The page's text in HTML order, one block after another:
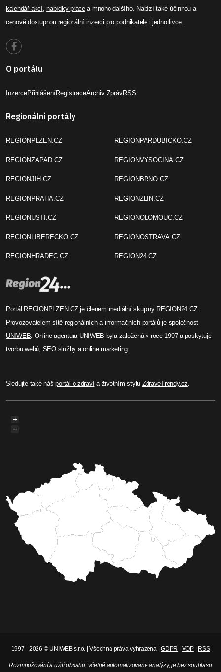
kalendář akcí,nabídky prácea mnoho dalšího. Nabízí také účinnou a
cenově dostupnou regionální inzerci pro podnikatele i jednotlivce.
O portálu
InzercePřihlášeníRegistraceArchiv ZprávRSS
Regionální portály
REGIONPLZEN.CZ
REGIONZAPAD.CZ
REGIONJIH.CZ
REGIONPRAHA.CZ
REGIONUSTI.CZ
REGIONLIBERECKO.CZ
REGIONHRADEC.CZ
REGIONPARDUBICKO.CZ
REGIONVYSOCINA.CZ
REGIONBRNO.CZ
REGIONZLIN.CZ
REGIONOLOMOUC.CZ
REGIONOSTRAVA.CZ
REGION24.CZ
Portál REGIONPLZEN.CZ je členem mediální skupiny REGION24.CZ.
Provozovatelem sítě regionálních a informačních portálů je společnost
UNIWEB. Online agentura UNIWEB byla založená v roce 1997 a poskytuje
tvorbu webů, SEO služby a online marketing.
Sledujte také nášportál o zdravía životním stylu ZdraveTrendy.cz.
+
−
1997 - 2026 © UNIWEB s.r.o. | Všechna práva vyhrazena |GDPR VOP| RSS
Rozmnožování a užití obsahu, včetně automatizované analýzy, je bez souhlasu